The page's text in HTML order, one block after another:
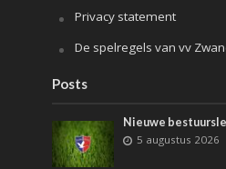
Privacy statement
De spelregels van vv
Posts
Nieuwe
5 augustus 2026